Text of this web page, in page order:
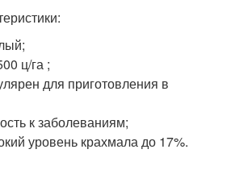
ц/га ;
для приготовления в
к заболеваниям;
уровень крахмала до 17%.